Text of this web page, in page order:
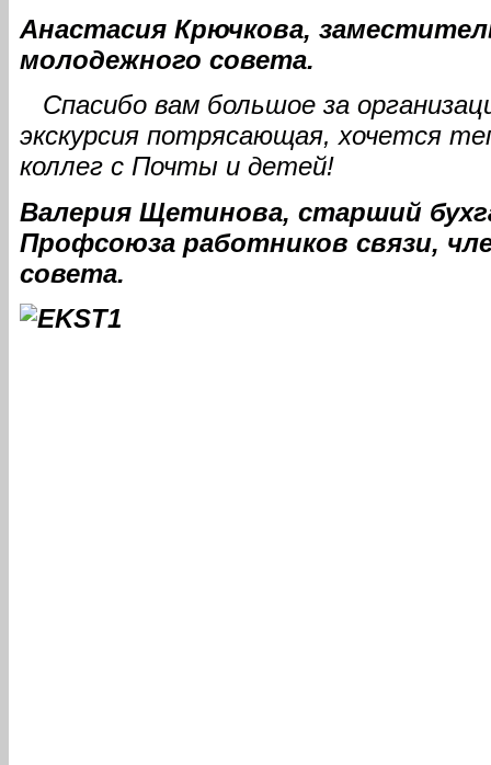
Анастасия Крючкова,
молодежного совета.
Спасибо вам большое за
экскурсия потрясающая, хочется
коллег с Почты и детей!
Валерия Щетинова, старший
Профсоюза работников связи,
совета.